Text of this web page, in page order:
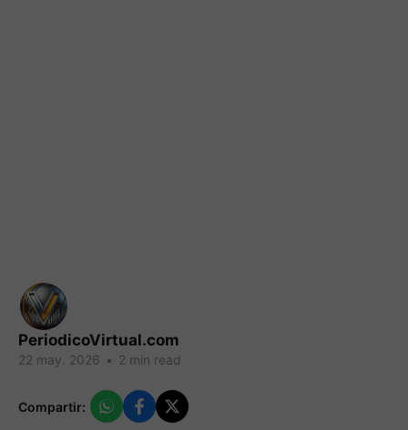
PeriodicoVirtual.com
22 may. 2026 • 2 min read
Compartir: